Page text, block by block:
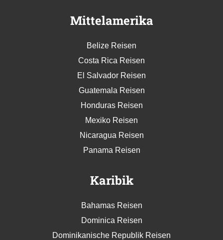
Mittelamerika
Belize Reisen
Costa Rica Reisen
El Salvador Reisen
Guatemala Reisen
Honduras Reisen
Mexiko Reisen
Nicaragua Reisen
Panama Reisen
Karibik
Bahamas Reisen
Dominica Reisen
Dominikanische Republik Reisen